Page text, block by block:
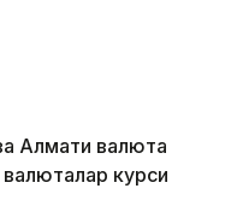
Алмати валюта
курси